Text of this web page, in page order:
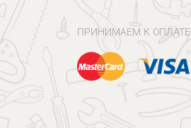
ПРИНИМАЕМ К ОПЛАТЕ